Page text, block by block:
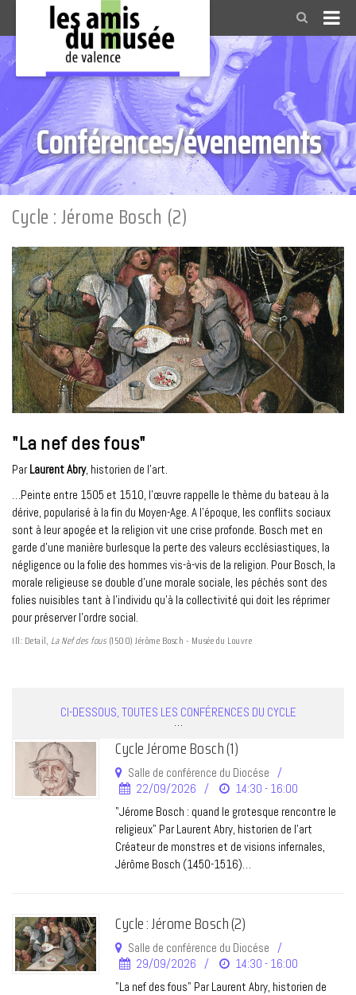
Conférences/évenements
Cycle : Jérome Bosch (2)
"La nef des fous"
ParLaurent Abry, historien de l’art.
…Peinte entre 1505 et 1510, l’œuvre rappelle le thème du bateau à la
dérive, popularisé à la fin du Moyen-Age. A l’époque, les conflits sociaux
sont à leur apogée et la religion vit une crise profonde. Bosch met en
garde d’une manière burlesque la perte des valeurs ecclésiastiques, la
négligence ou la folie des hommes vis-à-vis de la religion. Pour Bosch, la
morale religieuse se double d’une morale sociale, les péchés sont des
folies nuisibles tant à l’individu qu’à la collectivité qui doit les réprimer
pour préserver l’ordre social.
Ill: Detail, La Nef des fous (1500) Jérôme Bosch - Musée du Louvre
CI-DESSOUS, TOUTES LES CONFÉRENCES DU CYCLE
…
Cycle Jérome Bosch (1)
Salle de conférence du Diocése
22/09/2026
14:30 - 16:00
"Jérome Bosch : quand le grotesque rencontre le
religieux" Par Laurent Abry, historien de l’art
Créateur de monstres et de visions infernales,
Jérôme Bosch (1450-1516)…
Cycle : Jérome Bosch (2)
Salle de conférence du Diocése
29/09/2026
14:30 - 16:00
"La nef des fous" Par Laurent Abry, historien de